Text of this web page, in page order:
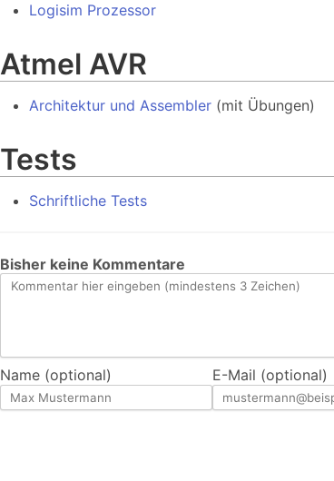
Logisim Prozessor
Atmel AVR
Architektur und Assembler (mit Übungen)
Tests
Schriftliche Tests
Bisher keine Kommentare
Name (optional) E-Mail (optional)